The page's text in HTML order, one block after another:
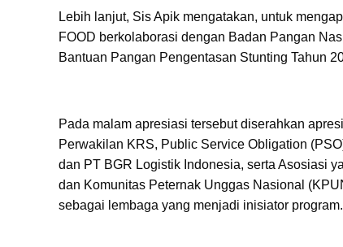
Lebih lanjut, Sis Apik mengatakan, untuk
FOOD berkolaborasi dengan Badan Pangan
Bantuan Pangan Pengentasan Stunting Tahun
Pada malam apresiasi tersebut diserahkan
Perwakilan KRS, Public Service Obligation
dan PT BGR Logistik Indonesia, serta Asosiasi
dan Komunitas Peternak Unggas Nasional
sebagai lembaga yang menjadi inisiator program.